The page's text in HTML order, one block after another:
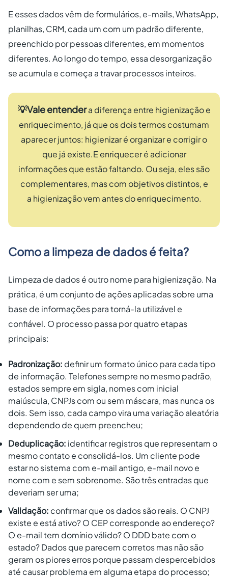
E esses dados vêm de formulários, e-mails, WhatsApp,
planilhas, CRM, cada um com um padrão diferente,
preenchido por pessoas diferentes, em momentos
diferentes. Ao longo do tempo, essa desorganização
se acumula e começa a travar processos inteiros.
💡Vale entendera diferença entre higienização e
enriquecimento, já que os dois termos costumam
aparecer juntos: higienizar é organizar e corrigir o
que já existe.E enriquecer é adicionar
informações que estão faltando. Ou seja, eles são
complementares, mas com objetivos distintos, e
a higienização vem antes do enriquecimento.
Como a limpeza de dados é feita?
Limpeza de dados é outro nome para higienização. Na
prática, é um conjunto de ações aplicadas sobre uma
base de informações para torná-la utilizável e
confiável. O processo passa por quatro etapas
principais:
Padronização: definir um formato único para cada tipo
de informação. Telefones sempre no mesmo padrão,
estados sempre em sigla, nomes com inicial
maiúscula, CNPJs com ou sem máscara, mas nunca os
dois. Sem isso, cada campo vira uma variação aleatória
dependendo de quem preencheu;
Deduplicação: identificar registros que representam o
mesmo contato e consolidá-los. Um cliente pode
estar no sistema com e-mail antigo, e-mail novo e
nome com e sem sobrenome. São três entradas que
deveriam ser uma;
Validação: confirmar que os dados são reais. O CNPJ
existe e está ativo? O CEP corresponde ao endereço?
O e-mail tem domínio válido? O DDD bate com o
estado? Dados que parecem corretos mas não são
geram os piores erros porque passam despercebidos
até causar problema em alguma etapa do processo;